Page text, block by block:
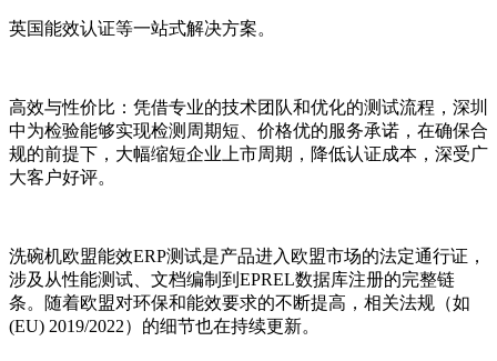
英国能效认证等一站式解决方案。
高效与性价比：凭借专业的技术团队和优化的测试流程，深圳
中为检验能够实现检测周期短、价格优的服务承诺，在确保合
规的前提下，大幅缩短企业上市周期，降低认证成本，深受广
大客户好评。
洗碗机欧盟能效ERP测试是产品进入欧盟市场的法定通行证，
涉及从性能测试、文档编制到EPREL数据库注册的完整链
条。随着欧盟对环保和能效要求的不断提高，相关法规（如
(EU) 2019/2022）的细节也在持续更新。